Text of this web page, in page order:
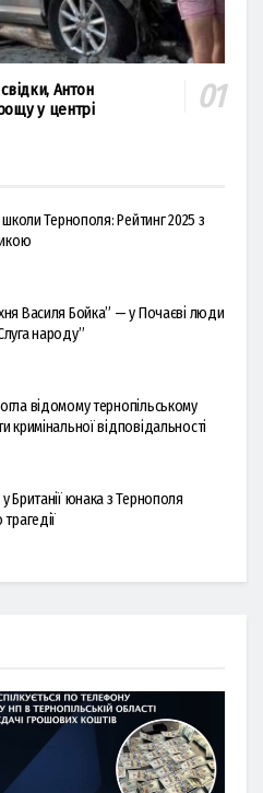
Антон
у центрі
школи Тернополя: Рейтинг 2025 з
Василя Бойка” — у Почаєві люди
народу”
відомому тернопільському
кримінальної відповідальності
Британії юнака з Тернополя